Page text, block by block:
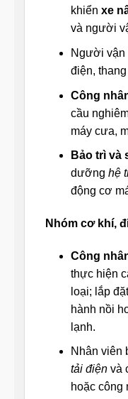
khiển xe
và người
Người vận
điện,
Công
cầu
máy cưa,
Bảo trì và
dưỡng hệ
động cơ
Nhóm cơ khí,
Công
thực hiện
loại; lắp
hành nồi
lạnh.
Nhân viên
tải điệnvà
hoặc công